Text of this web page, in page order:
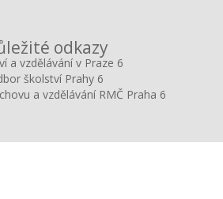
odkazy
a vzdělávání v Praze 6
školství Prahy 6
a vzdělávání RMČ Praha 6